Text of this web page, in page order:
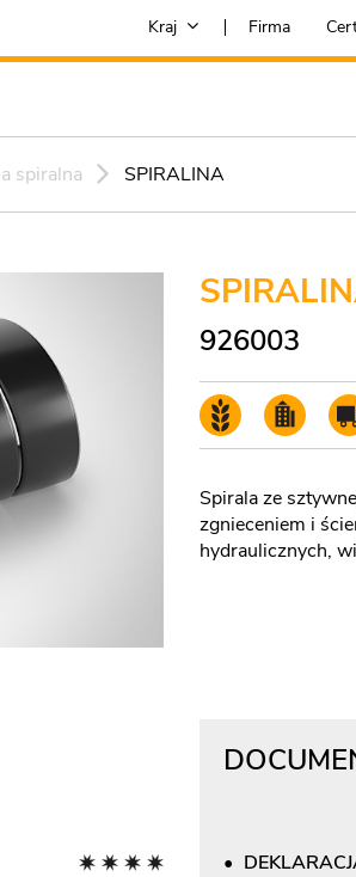
Kraj Firma
spiralna SPIRALINA
926003
Spirala ze
zgnieceniem i
hydraulicznych,